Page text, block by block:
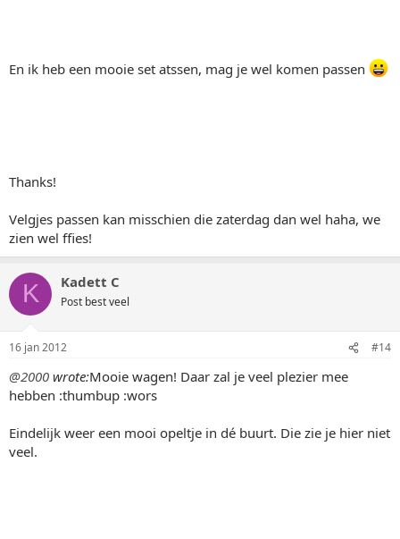
En ik heb een mooie set atssen, mag je wel komen passen
Thanks!
Velgjes passen kan misschien die zaterdag dan wel haha, we
zien wel ffies!
K Kadett C
Post best veel
16 jan 2012 #14
@2000 wrote:Mooie wagen! Daar zal je veel plezier mee
hebben :thumbup :wors
Eindelijk weer een mooi opeltje in dé buurt. Die zie je hier niet
veel.